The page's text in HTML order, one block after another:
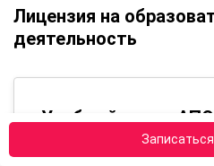
Лицензия на
деятельность
Учебный центр
лицензию